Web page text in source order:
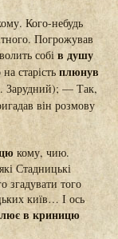
Кого-небудь
Погрожував
собів душу
старість плюнув
Зарудний); — Так,
він розмову
кому, чию.
Стадницькі
згадувати того
київ… І ось
в криницю